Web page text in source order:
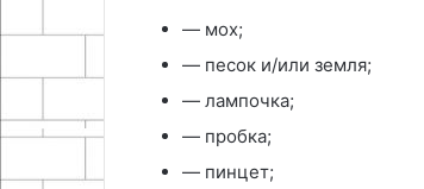
— мох;
— песок и/или земля;
— лампочка;
— пробка;
— пинцет;